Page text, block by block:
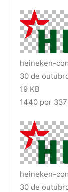
heineken-
30 de
19 KB
1440 por
heineken-
30 de